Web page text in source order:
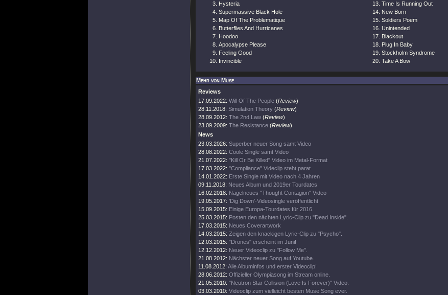
Hysteria
Supermassive Black Hole
Map Of The Problematique
Butterflies And Hurricanes
Hoodoo
Apocalypse Please
Feeling Good
Invincible
Time Is Running Out
New Born
Soldiers Poem
Unintended
Blackout
Plug In Baby
Stockholm Syndrome
Take A Bow
Mehr von Muse
Reviews
17.09.2022: Will Of The People (Review)
28.11.2018: Simulation Theory (Review)
28.09.2012: The 2nd Law (Review)
23.09.2009: The Resistance (Review)
News
23.03.2026: Superber neuer Song samt Video
28.08.2022: Coole Single samt Video
21.07.2022: "Kill Or Be Killed" Video im Metal-Format
17.03.2022: "Compliance" Videclip steht parat
14.01.2022: Erste Single mit Video nach 4 Jahren
09.11.2018: Neues Album und 2019er Tourdates
16.02.2018: Nagelneues "Thought Contagion" Video
19.05.2017: 'Dig Down'-Videosingle veröffentlicht
15.09.2015: Einige Europa-Tourdates für 2016.
25.03.2015: Posten den nächten Lyric-Clip zu "Dead Inside".
17.03.2015: Neues Coverartwork
14.03.2015: Zeigen den knackigen Lyric-Clip zu "Psycho".
12.03.2015: "Drones" erscheint im Juni!
12.12.2012: Neuer Videoclip zu "Follow Me".
21.08.2012: Nächster neuer Song auf Youtube.
11.08.2012: Alle Albuminfos und erster Videoclip!
28.06.2012: Offizieller Olympiasong im Stream online.
21.05.2010: "Neutron Star Collision (Love Is Forever)" Video.
03.03.2010: Videoclip zum vielleicht besten Muse Song ever.